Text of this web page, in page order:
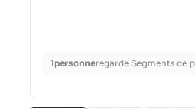
1personneregarde Segments de